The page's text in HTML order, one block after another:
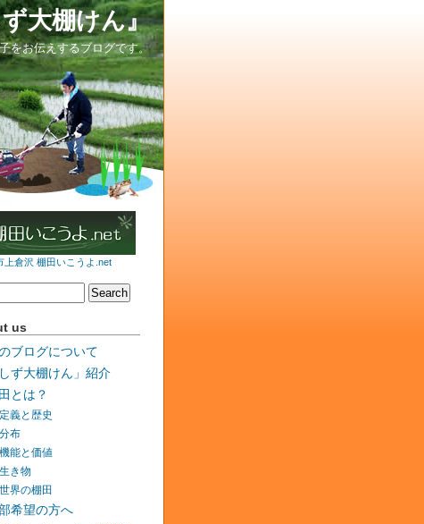
大棚けん』
をお伝えするブログです。
上倉沢 棚田いこうよ.net
us
ブログについて
しず大棚けん」紹介
とは？
定義と歴史
分布
機能と価値
生き物
世界の棚田
希望の方へ